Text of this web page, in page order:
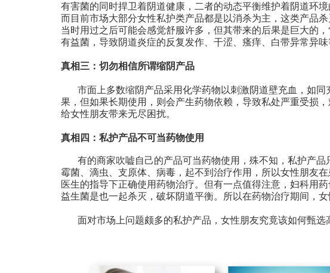
有害菌的同时捍卫着阴道健康，二者的动态平衡维护着阴道环境
而目前市场大部分女性私护类产品都是以消杀为主，这类产品
当时用过之后可能会感觉舒服许多，但其带来的后果是巨大的
有益菌，导致阴道炎症的反复发作、干涩、瘙痒、白带异常异味
真相三：切勿相信所谓缩阴产品
市面上多数缩阴产品采用化学药物以刺激阴道壁充血，如
果，但如果长期使用，则会产生药物依赖，导致私处严重受损
给女性朋友带来无尽困扰。
真相四：私护产品不可当药物使用
有的商家吹嘘自己的产品可当药物使用，殊不知，私护产
霉菌、滴虫、支原体、病毒，起不到治疗作用，所以女性朋友
医生的指导下正确使用药物治疗。但有一点值得注意，妇科用
益生菌是也一起杀灭，破坏阴道平衡。所以在药物治疗期间，
面对市场上问题颇多的私护产品，女性朋友究竟该如何甄选